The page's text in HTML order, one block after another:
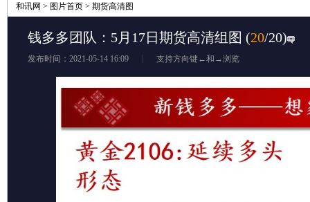
和讯网 > 图片首页 > 期货高清图
钱多多团队：5月17日期货高清组图 (20/20)
发布时间：2021-05-14 16:09 支持方向键←和→浏览